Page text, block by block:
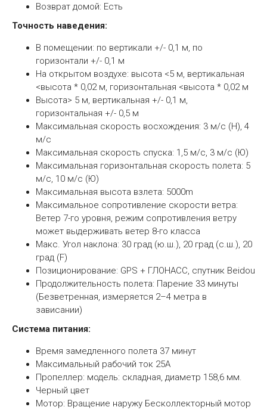
Возврат домой: Есть
Точность наведения:
В помещении: по вертикали +/- 0,1 м, по
горизонтали +/- 0,1 м
На открытом воздухе: высота <5 м, вертикальная
<высота * 0,02 м, горизонтальная <высота * 0,02 м
Высота> 5 м, вертикальная +/- 0,1 м,
горизонтальная +/- 0,5 м
Максимальная скорость восхождения: 3 м/с (Н), 4
м/с
Максимальная скорость спуска: 1,5 м/с, 3 м/с (Ю)
Максимальная горизонтальная скорость полета: 5
м/с, 10 м/с (Ю)
Максимальная высота взлета: 5000m
Максимальное сопротивление скорости ветра:
Ветер 7-го уровня, режим сопротивления ветру
может выдерживать ветер 8-го класса
Макс. Угол наклона: 30 град (ю.ш.), 20 град (с.ш.), 20
град (F)
Позиционирование: GPS + ГЛОНАСС, спутник Beidou
Продолжительность полета: Парение 33 минуты
(Безветренная, измеряется 2–4 метра в
зависании)
Система питания:
Время замедленного полета 37 минут
Максимальный рабочий ток 25A
Пропеллер: модель: складная, диаметр 158,6 мм.
Черный цвет
Мотор: Вращение наружу Бесколлекторный мотор